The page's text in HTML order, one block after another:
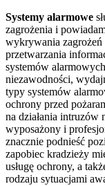
Systemy alarmowe
zagrożenia i
wykrywania
przetwarzania
systemów
niezawodności,
typy systemów
ochrony przed
na działania
wyposażony i
znacznie podnieść
zapobiec kradzieży
usługę ochrony, a
rodzaju sytuacjami